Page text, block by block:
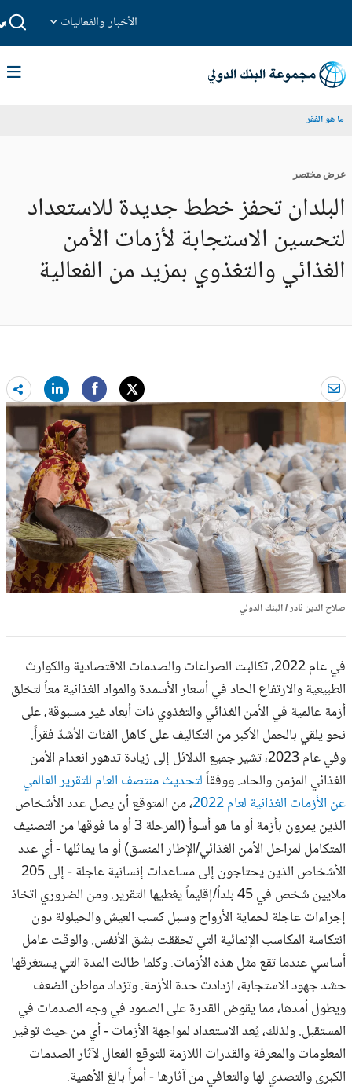
الأخبار والفعاليات
ما هو الفقر
عرض مختصر
البلدان تحفز خطط جديدة للاستعداد
لتحسين الاستجابة لأزمات الأمن
الغذائي والتغذوي بمزيد من الفعالية
صلاح الدين نادر / البنك الدولي
في عام 2022، تكالبت الصراعات والصدمات الاقتصادية والكوارث
الطبيعية والارتفاع الحاد في أسعار الأسمدة والمواد الغذائية معاً لتخلق
أزمة عالمية في الأمن الغذائي والتغذوي ذات أبعاد غير مسبوقة، على
نحو يلقي بالحمل الأكبر من التكاليف على كاهل الفئات الأشدّ فقراً.
وفي عام 2023، تشير جميع الدلائل إلى زيادة تدهور انعدام الأمن
الغذائي المزمن والحاد. ووفقاًلتحديث منتصف العام للتقرير العالمي
عن الأزمات الغذائية لعام 2022
، من المتوقع أن يصل عدد الأشخاص
الذين يمرون بأزمة أو ما هو أسوأ (المرحلة 3 أو ما فوقها من التصنيف
المتكامل لمراحل الأمن الغذائي/الإطار المنسق) أو ما يماثلها - أي عدد
الأشخاص الذين يحتاجون إلى مساعدات إنسانية عاجلة - إلى 205
ملايين شخص في 45 بلداً/إقليماً يغطيها التقرير. ومن الضروري اتخاذ
إجراءات عاجلة لحماية الأرواح وسبل كسب العيش والحيلولة دون
انتكاسة المكاسب الإنمائية التي تحققت بشق الأنفس. والوقت عامل
أساسي عندما تقع مثل هذه الأزمات. وكلما طالت المدة التي يستغرقها
حشد جهود الاستجابة، ازدادت حدة الأزمة. وتزداد مواطن الضعف
ويطول أمدها، مما يقوض القدرة على الصمود في وجه الصدمات في
المستقبل. ولذلك، يُعد الاستعداد لمواجهة الأزمات - أي من حيث توفير
المعلومات والمعرفة والقدرات اللازمة للتوقع الفعال لآثار الصدمات
الكبرى والتصدي لها والتعافي من آثارها - أمراً بالغ الأهمية.